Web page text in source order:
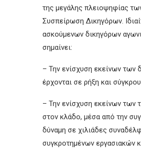
της μεγάλης πλειοψηφίας
Συσπείρωση Δικηγόρων.
ασκούμενων δικηγόρων
σημαίνει:
– Την ενίσχυση εκείνων των
έρχονται σε ρήξη και
– Την ενίσχυση εκείνων των
στον κλάδο, μέσα από την
δύναμη σε χιλιάδες
συγκροτημένων εργασιακών